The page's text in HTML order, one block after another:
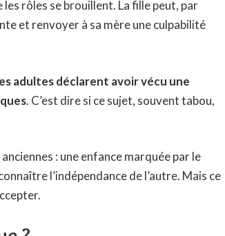
rôles se brouillent. La fille peut, par
et renvoyer à sa mère une culpabilité
adultes déclarent avoir vécu une
. C’est dire si ce sujet, souvent tabou,
: une enfance marquée par le
l’indépendance de l’autre. Mais ce